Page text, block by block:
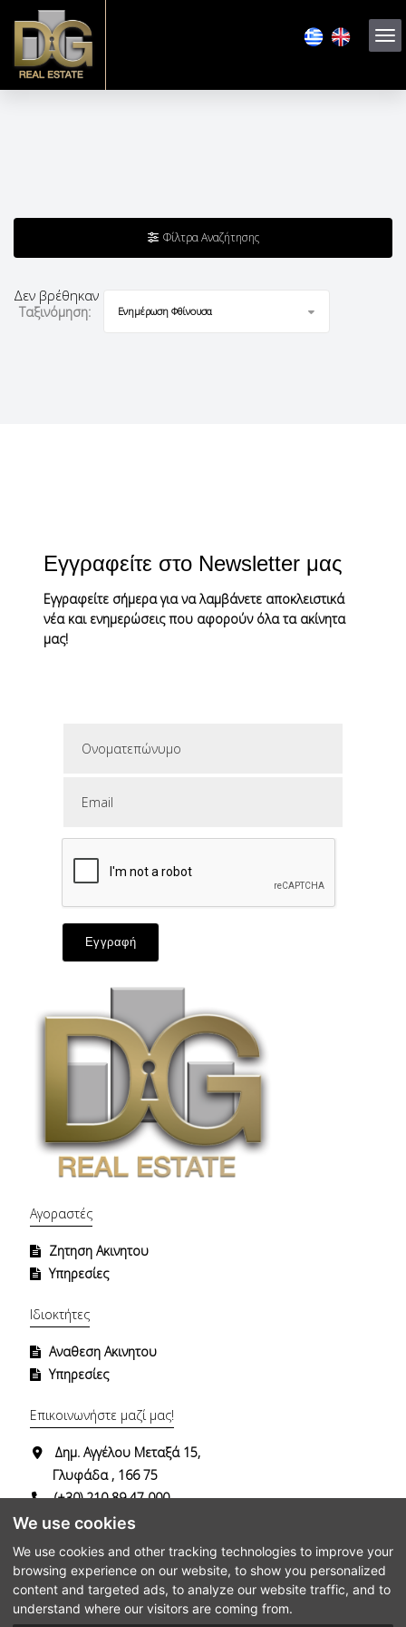
We use cookies
We use cookies and other tracking technologies to improve your
browsing experience on our website, to show you personalized
content and targeted ads, to analyze our website traffic, and to
understand where our visitors are coming from.
Φίλτρα Αναζήτησης
Ταξινόμηση: Ενημέρωση Φθίνουσα
Δεν βρέθηκαν αποτελέσματα
Εγγραφείτε στο Newsletter μας
Εγγραφείτε σήμερα για να λαμβάνετε αποκλειστικά
νέα και ενημερώσεις που αφορούν όλα τα ακίνητα
μας!
Εγγραφή
Αγοραστές
Ζητηση Ακινητου
Υπηρεσίες
Ιδιοκτήτες
Αναθεση Ακινητου
Υπηρεσίες
Επικοινωνήστε μαζί μας!
Δημ. Αγγέλου Μεταξά 15,
Γλυφάδα , 166 75
(+30) 210 89 47 000
(+30) 694 74 29 482
info@dgrealestate.gr